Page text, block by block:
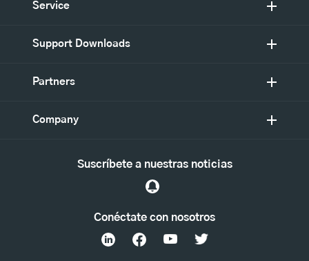
Service
Support Downloads
Partners
Company
Conéctate con nosotros
Suscríbete a nuestras noticias